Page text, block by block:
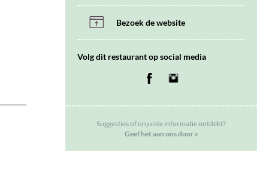
Bezoek de website
Volg dit restaurant op social media
Facebook
Suggesties of onjuiste informatie ontdekt?
Geef het aan ons door »